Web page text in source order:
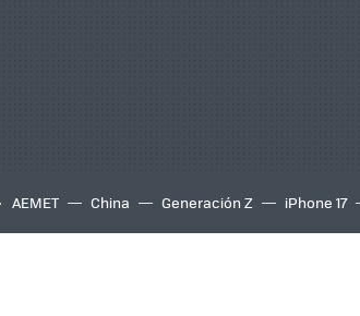
AEMET China Generación Z iPhone 17